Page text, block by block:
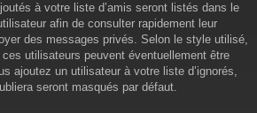
à votre liste d’amis seront listés dans le
afin de consulter rapidement leur
des messages privés. Selon le style utilisé,
utilisateurs peuvent éventuellement être
ajoutez un utilisateur à votre liste d’ignorés,
seront masqués par défaut.